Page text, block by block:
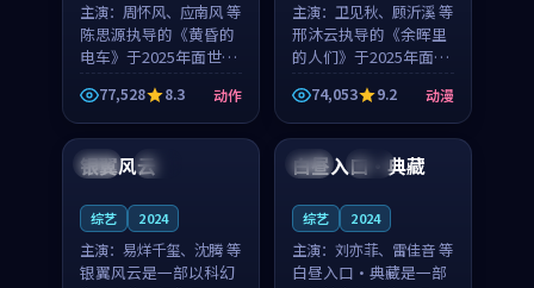
主演： 周怀风、应南风 等
陈思源执导的《黄昏的
电车》于2025年面世，
日本的城市气质与渔村
故事的人物心境共同构
筑了影片基调。周怀
风、应南风用细腻的表
演撑起整部动作电影，
77,528 8.3 动作
主演： 卫见秋、顾沂溪 等
邢沐云执导的《余晖里
的人们》于2025年面
世，泰国的城市气质与
小镇生活的人物心境共
同构筑了影片基调。卫
见秋、顾沂溪用细腻的
表演撑起整部动漫电
74,053 9.2 动漫
中国 热播
银翼风云
综艺 2024
主演： 易烊千玺、沈腾 等
银翼风云是一部以科幻
中国 高分
白昼入口·典藏
综艺 2024
主演： 刘亦菲、雷佳音 等
白昼入口·典藏是一部